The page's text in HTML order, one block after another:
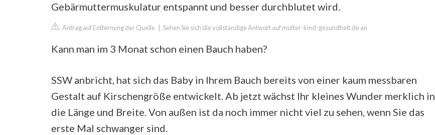
Gebärmuttermuskulatur entspannt und besser durchblutet wird.
Antrag auf Entfernung der Quelle Sehen Sie sich die vollständige Antwort auf mutter-kind-gesundheit.de an
Kann man im 3 Monat schon einen Bauch haben?
SSW anbricht, hat sich das Baby in Ihrem Bauch bereits von einer kaum messbaren
Gestalt auf Kirschengröße entwickelt. Ab jetzt wächst Ihr kleines Wunder merklich in
die Länge und Breite. Von außen ist da noch immer nicht viel zu sehen, wenn Sie das
erste Mal schwanger sind.